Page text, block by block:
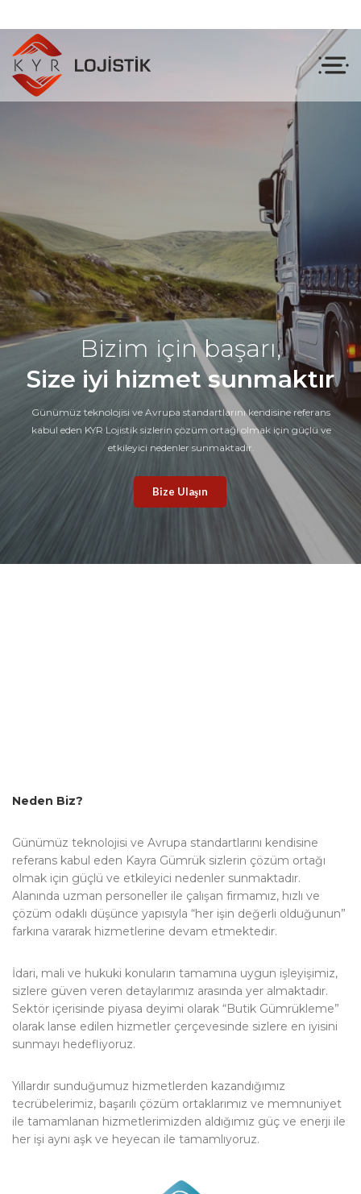
Bizim için başarı,
Bize Ulaşın
Size iyi hizmet sunmaktır
Günümüz teknolojisi ve Avrupa standartlarını kendisine referans
kabul eden KYR Lojistik sizlerin çözüm ortağı olmak için güçlü ve
etkileyici nedenler sunmaktadır.
Neden Biz?
Günümüz teknolojisi ve Avrupa standartlarını kendisine
referans kabul eden Kayra Gümrük sizlerin çözüm ortağı
olmak için güçlü ve etkileyici nedenler sunmaktadır.
Alanında uzman personeller ile çalışan firmamız, hızlı ve
çözüm odaklı düşünce yapısıyla “her işin değerli olduğunun”
farkına vararak hizmetlerine devam etmektedir.
İdari, mali ve hukuki konuların tamamına uygun işleyişimiz,
sizlere güven veren detaylarımız arasında yer almaktadır.
Sektör içerisinde piyasa deyimi olarak “Butik Gümrükleme”
olarak lanse edilen hizmetler çerçevesinde sizlere en iyisini
sunmayı hedefliyoruz.
Yıllardır sunduğumuz hizmetlerden kazandığımız
tecrübelerimiz, başarılı çözüm ortaklarımız ve memnuniyet
ile tamamlanan hizmetlerimizden aldığımız güç ve enerji ile
her işi aynı aşk ve heyecan ile tamamlıyoruz.